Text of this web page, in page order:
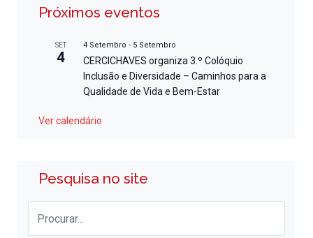
Próximos eventos
SET
4
4 Setembro - 5 Setembro
CERCICHAVES organiza 3.º Colóquio
Inclusão e Diversidade – Caminhos para a
Qualidade de Vida e Bem-Estar
Ver calendário
Pesquisa no site